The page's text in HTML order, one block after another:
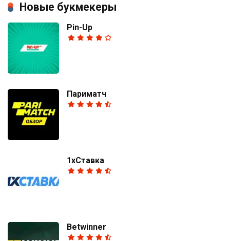
Новые букмекеры
Pin-Up
Париматч
1хСтавка
Betwinner